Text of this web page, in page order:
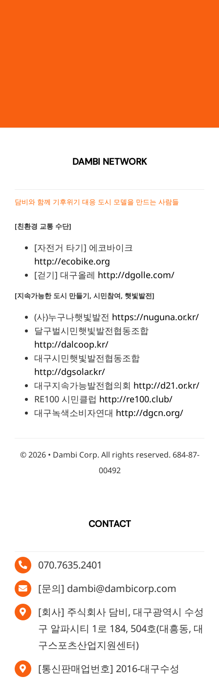
DAMBI NETWORK
담비와 함께 기후위기 대응 도시 모델을 만드는 사람들
[친환경 교통 수단]
[자전거 타기] 에코바이크
http://ecobike.org
[걷기] 대구올레 http://dgolle.com/
[지속가능한 도시 만들기, 시민참여, 햇빛발전]
(사)누구나햇빛발전 https://nuguna.or.kr/
달구벌시민햇빛발전협동조합
http://dalcoop.kr/
대구시민햇빛발전협동조합
http://dgsolar.kr/
대구지속가능발전협의회 http://d21.or.kr/
RE100 시민클럽 http://re100.club/
대구녹색소비자연대 http://dgcn.org/
©2026 • Dambi Corp. All rights reserved. 684-87-
00492
CONTACT
070.7635.2401
[문의] dambi@dambicorp.com
[회사] 주식회사 담비, 대구광역시 수성
구 알파시티 1로 184, 504호(대흥동, 대
구스포츠산업지원센터)
[통신판매업번호] 2016-대구수성